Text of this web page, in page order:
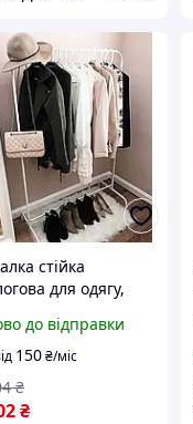
стійка
для одягу,
152см,
до 20кг,
до відправки
150₴/міс
₴
₴